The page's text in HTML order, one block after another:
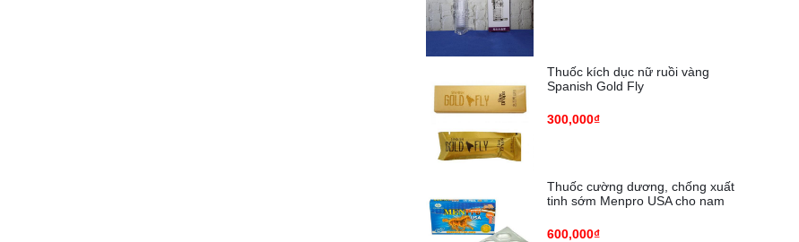
Thuốc kích dục nữ ruồi vàng
Spanish Gold Fly
300,000₫
Thuốc cường dương, chống xuất
tinh sớm Menpro USA cho nam
600,000₫